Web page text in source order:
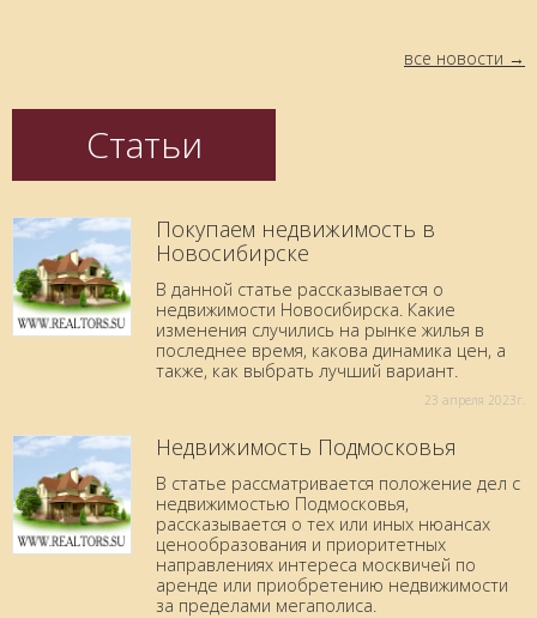
все новости
Статьи
Покупаем недвижимость в
Новосибирске
В данной статье рассказывается о
недвижимости Новосибирска. Какие
изменения случились на рынке жилья в
последнее время, какова динамика цен, а
также, как выбрать лучший вариант.
23 aпреля 2023г.
Недвижимость Подмосковья
В статье рассматривается положение дел с
недвижимостью Подмосковья,
рассказывается о тех или иных нюансах
ценообразования и приоритетных
направлениях интереса москвичей по
аренде или приобретению недвижимости
за пределами мегаполиса.